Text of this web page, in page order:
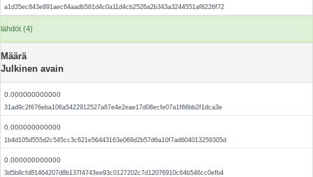
a1d35ec843e891aec64aadb581d4c0a11d4cb2526a2b343a3244551af8226f72
lähdöt (4)
Määrä
Julkinen avain
0.000000000000
31ad9c2f676eba106a5422912527a87e4e2eae17d08ecfe07a1f66bb2f1dca3e
0.000000000000
1b4d105d555d2c545cc3c621e56443163e069d2b57d6a10f7ad604013259305d
0.000000000000
3d5b8cfd81464207d8b137f4743ee93c0127202c7d12076910c64b546cc0efb4